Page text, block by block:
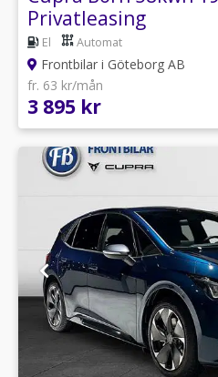
Privatleasing
El Automat
Frontbilar i Göteborg AB
fr. 63 kr/mån
3 895 kr
1